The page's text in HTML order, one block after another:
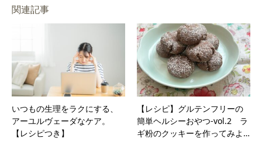
関連記事
いつもの生理をラクにする、
アーユルヴェーダなケア。
【レシピつき】
【レシピ】グルテンフリーの
簡単ヘルシーおやつ-vol.2 ラ
ギ粉のクッキーを作ってみよ…